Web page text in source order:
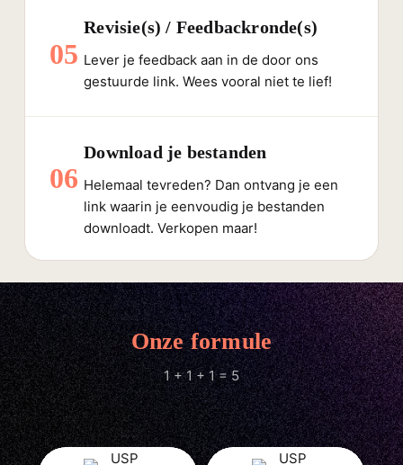
05
Revisie(s) / Feedbackronde(s)
Lever je feedback aan in de door ons
gestuurde link. Wees vooral niet te lief!
06
Download je bestanden
Helemaal tevreden? Dan ontvang je een
link waarin je eenvoudig je bestanden
downloadt. Verkopen maar!
Onze formule
1 + 1 + 1 = 5